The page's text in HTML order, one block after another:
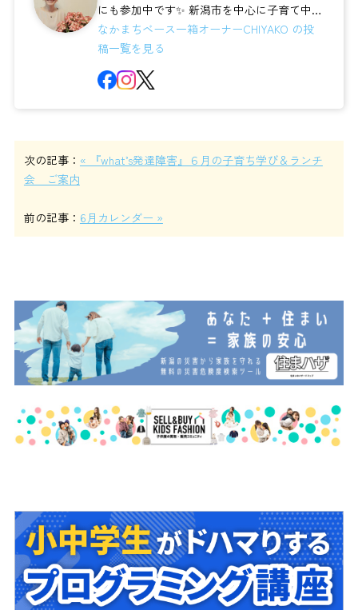
にも参加中です✨ 新潟市を中心に子育て中の
皆さんに活用いただけ...
なかまちベース一箱オーナーCHIYAKO の投
稿一覧を見る
次の記事： « 『what’s発達障害』６月の子育ち学び＆ランチ
会 ご案内
前の記事： 6月カレンダー »